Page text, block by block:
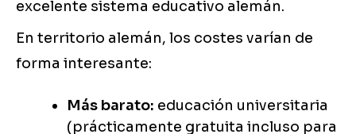
excelente sistema educativo alemán.
En territorio alemán, los costes varían de
forma interesante:
Más barato: educación universitaria
(prácticamente gratuita incluso para